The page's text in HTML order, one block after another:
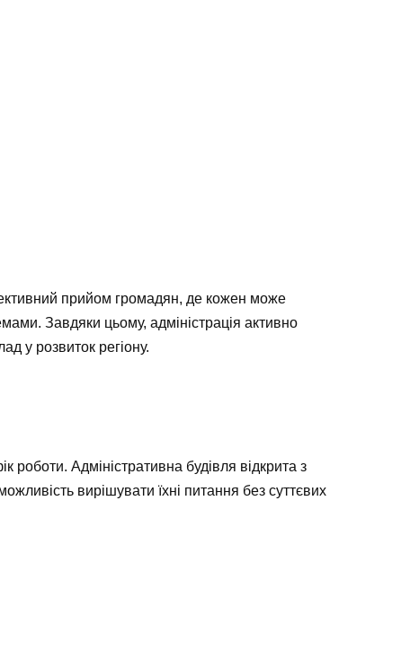
прийом громадян, де кожен може
Завдяки цьому, адміністрація активно
у розвиток регіону.
роботи. Адміністративна будівля відкрита з
вирішувати їхні питання без суттєвих